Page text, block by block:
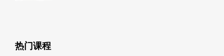
热门课程